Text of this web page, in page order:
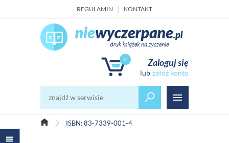
REGULAMIN KONTAKT
0 Zaloguj się
załóż konto
ISBN: 83-7339-001-4